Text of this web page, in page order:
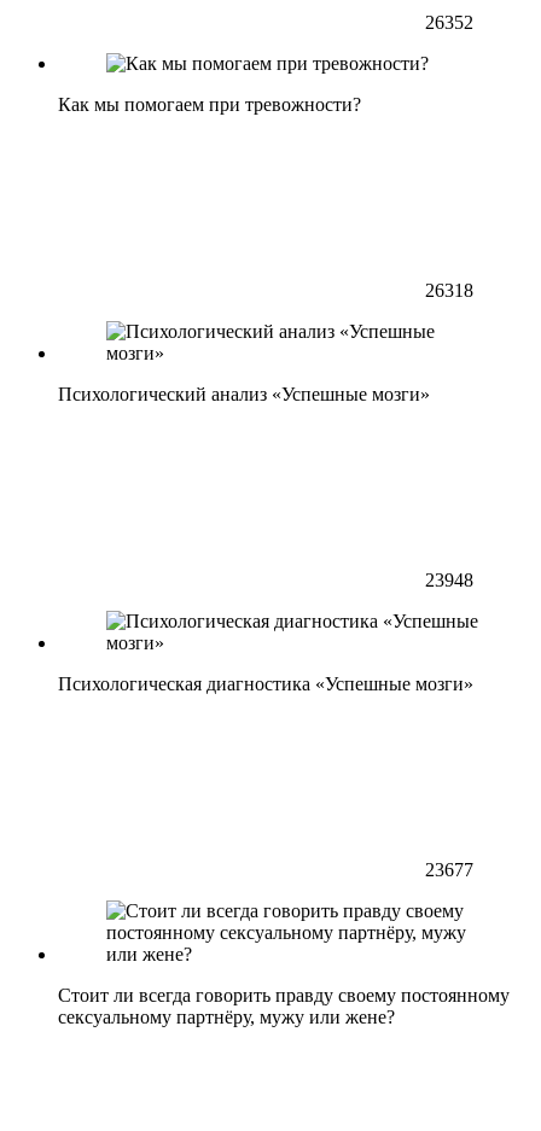
26352
Как мы помогаем при тревожности?
26318
Психологический анализ «Успешные мозги»
23948
Психологическая диагностика «Успешные мозги»
23677
Стоит ли всегда говорить правду своему постоянному
сексуальному партнёру, мужу или жене?